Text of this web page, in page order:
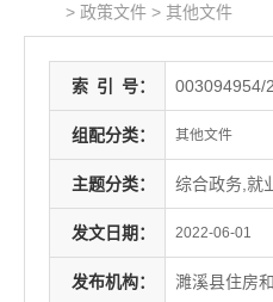
> 政策文件 > 其他文件
索 引 号： 003094954/
组配分类： 其他文件
主题分类： 综合政务,就
发文日期： 2022-06-01
发布机构：
濉溪县住房